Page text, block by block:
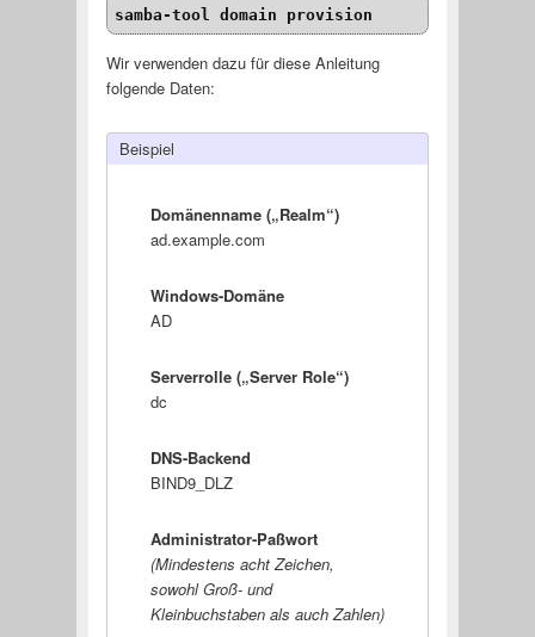
samba-tool domain provision
Wir verwenden dazu für diese Anleitung
folgende Daten:
Beispiel
Domänenname („Realm“)
ad.example.com
Windows-Domäne
AD
Serverrolle („Server Role“)
dc
DNS-Backend
BIND9_DLZ
Administrator-Paßwort
(Mindestens acht Zeichen,
sowohl Groß- und
Kleinbuchstaben als auch Zahlen)